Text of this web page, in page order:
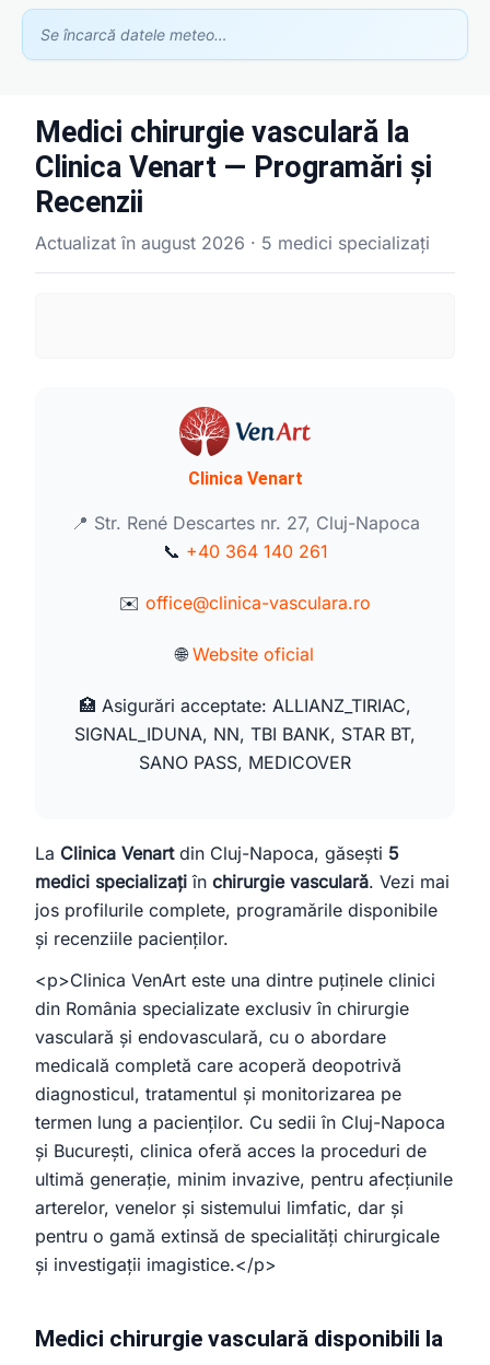
Se încarcă datele meteo…
Medici chirurgie vasculară la
Clinica Venart — Programări și
Recenzii
Actualizat în august 2026 · 5 medici specializați
Clinica Venart
📍 Str. René Descartes nr. 27, Cluj-Napoca
📞 +40 364 140 261
✉️ office@clinica-vasculara.ro
🌐Website oficial
🏥 Asigurări acceptate: ALLIANZ_TIRIAC,
SIGNAL_IDUNA, NN, TBI BANK, STAR BT,
SANO PASS, MEDICOVER
La Clinica Venartdin Cluj-Napoca, găsești 5
medici specializați în chirurgie vasculară. Vezi mai
jos profilurile complete, programările disponibile
și recenziile pacienților.
<p>Clinica VenArt este una dintre puținele clinici
din România specializate exclusiv în chirurgie
vasculară și endovasculară, cu o abordare
medicală completă care acoperă deopotrivă
diagnosticul, tratamentul și monitorizarea pe
termen lung a pacienților. Cu sedii în Cluj-Napoca
și București, clinica oferă acces la proceduri de
ultimă generație, minim invazive, pentru afecțiunile
arterelor, venelor și sistemului limfatic, dar și
pentru o gamă extinsă de specialități chirurgicale
și investigații imagistice.</p>
Medici chirurgie vasculară disponibili la
Asistent GhidClinic
Bună! Spuneți-mi ce căutați — un medic sau o clinică — și vă
clinică stomatologie pentru copii